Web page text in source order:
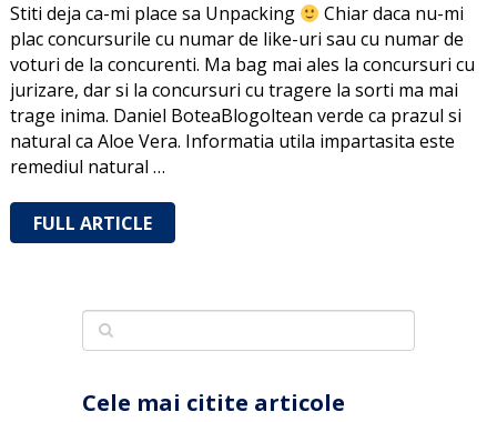
Stiti deja ca-mi place sa Unpacking
Chiar daca nu-mi
plac concursurile cu numar de like-uri sau cu numar de
voturi de la concurenti. Ma bag mai ales la concursuri cu
jurizare, dar si la concursuri cu tragere la sorti ma mai
trage inima. Daniel BoteaBlogoltean verde ca prazul si
natural ca Aloe Vera. Informatia utila impartasita este
remediul natural …
FULL ARTICLE
Cele mai citite articole